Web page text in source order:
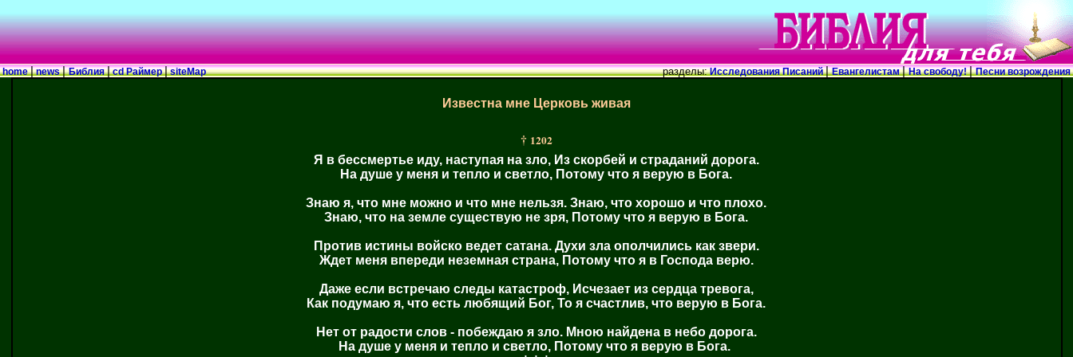
home|news|Библия|cd Раймер|siteMap разделы:Исследования Писаний|Евангелистам|На свободу!|Песни возрождения
Известна мне Церковь живая
† 1202
Я в бессмертье иду, наступая на зло, Из скорбей и страданий дорога.
На душе у меня и тепло и светло, Потому что я верую в Бога.
Знаю я, что мне можно и что мне нельзя. Знаю, что хорошо и что плохо.
Знаю, что на земле существую не зря, Потому что я верую в Бога.
Против истины войско ведет сатана. Духи зла ополчились как звери.
Ждет меня впереди неземная страна, Потому что я в Господа верю.
Даже если встречаю следы катастроф, Исчезает из сердца тревога,
Как подумаю я, что есть любящий Бог, То я счастлив, что верую в Бога.
Нет от радости слов - побеждаю я зло. Мною найдена в небо дорога.
На душе у меня и тепло и светло, Потому что я верую в Бога.